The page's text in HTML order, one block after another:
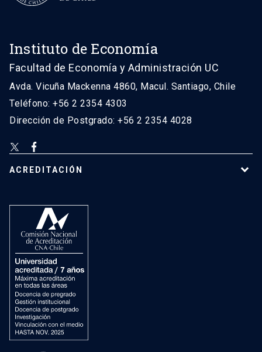
Instituto de Economía
Facultad de Economía y Administración UC
Avda. Vicuña Mackenna 4860, Macul. Santiago, Chile
Teléfono: +56 2 2354 4303
Dirección de Postgrado: +56 2 2354 4028
ACREDITACIÓN